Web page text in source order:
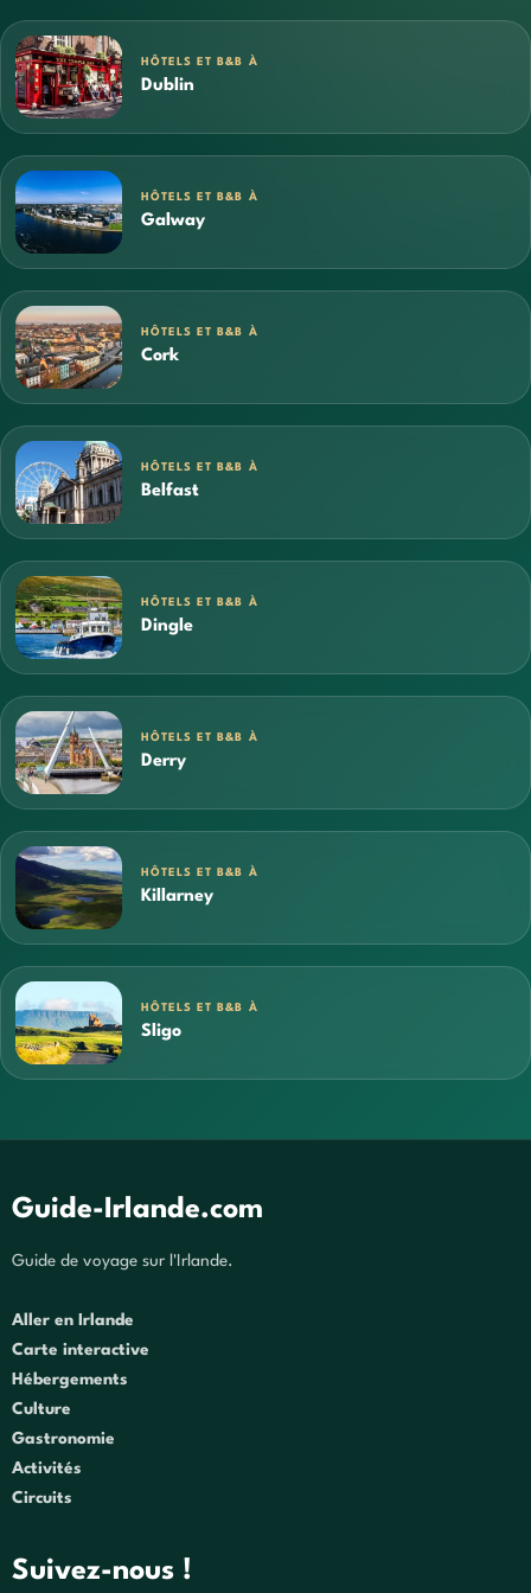
HÔTELS ET B&B À
Dublin
HÔTELS ET B&B À
Galway
HÔTELS ET B&B À
Cork
HÔTELS ET B&B À
Belfast
HÔTELS ET B&B À
Dingle
HÔTELS ET B&B À
Derry
HÔTELS ET B&B À
Killarney
HÔTELS ET B&B À
Sligo
Guide-Irlande.com
Guide de voyage sur l'Irlande.
Aller en Irlande
Carte interactive
Hébergements
Culture
Gastronomie
Activités
Circuits
Suivez-nous !